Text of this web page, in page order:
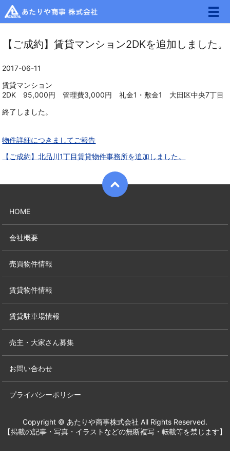
メ
【ご成約】賃貸マンション2DKを追加しました。
2017-06-11
賃貸マンション
2DK 95,000円 管理費3,000円 礼金1・敷金1 大田区中央7丁目
終了しました。
物件詳細につきましてご報告
【ご成約】北品川1丁目賃貸物件事務所を追加しました。
HOME
会社概要
売買物件情報
賃貸物件情報
賃貸駐車場情報
売主・大家さん募集
お問い合わせ
プライバシーポリシー
Copyright © あたりや商事株式会社 All Rights Reserved.
【掲載の記事・写真・イラストなどの無断複写・転載等を禁じます】